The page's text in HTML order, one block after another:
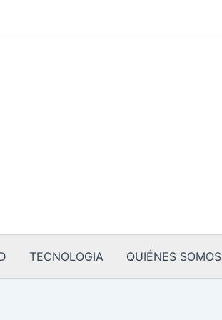
TECNOLOGIA QUIÉNES SOMOS